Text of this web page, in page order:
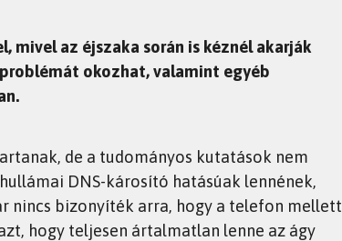
mivel az éjszaka során is kéznél akarják
okozhat, valamint egyéb
de a tudományos kutatások nem
DNS-károsító hatásúak lennének,
nincs bizonyíték arra, hogy a telefon mellett
hogy teljesen ártalmatlan lenne az ágy